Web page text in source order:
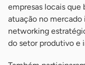
empresas locais que
atuação no
networking
do setor produtivo e